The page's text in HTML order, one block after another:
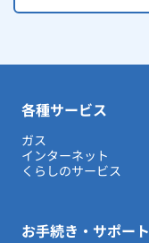
各種サービス
ガス
インターネット
くらしのサービス
お手続き・サポート